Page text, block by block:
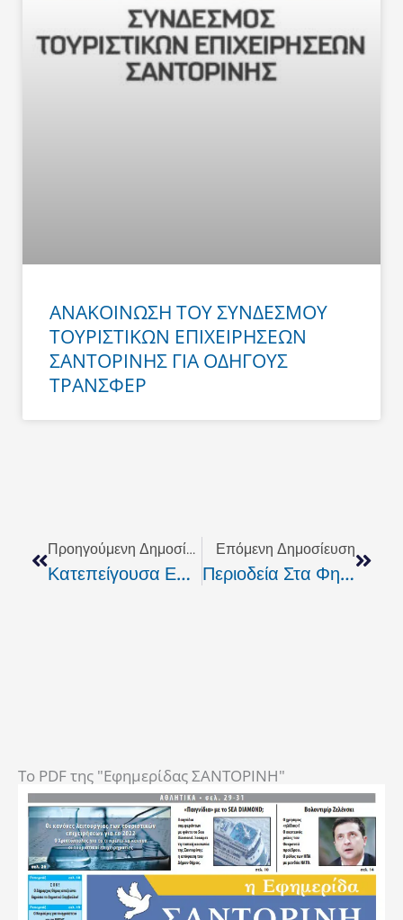
ΑΝΑΚΟΙΝΩΣΗ ΤΟΥ ΣΥΝΔΕΣΜΟΥ
ΤΟΥΡΙΣΤΙΚΩΝ ΕΠΙΧΕΙΡΗΣΕΩΝ
ΣΑΝΤΟΡΙΝΗΣ ΓΙΑ ΟΔΗΓΟΥΣ
ΤΡΑΝΣΦΕΡ
Προηγούμενη Δημοσίευση
Κατεπείγουσα Επιστολή Κικίλια Σε Περιφέρειες Και Δήμους Για Την Υλοποίηση Αντιπλημμυρικών Έργων
Επόμενη Δημοσίευση
Περιοδεία Στα Φηρά Πραγματοποίησε Ο Ν. Ζώρζος. – Το Σχέδιο Για Την Πόλη
To PDF της "Εφημερίδας ΣΑΝΤΟΡΙΝΗ"